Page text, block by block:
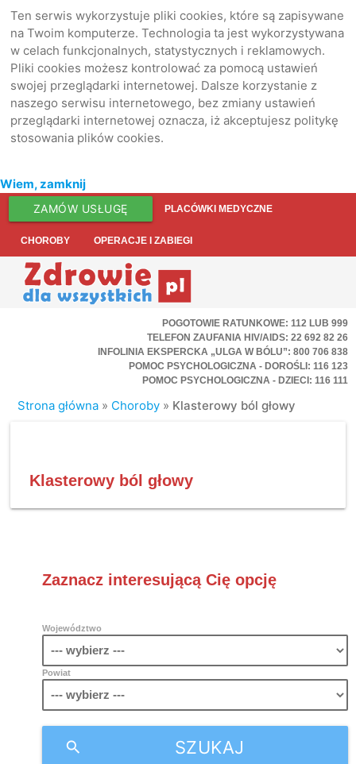
Ten serwis wykorzystuje pliki cookies, które są zapisywane
na Twoim komputerze. Technologia ta jest wykorzystywana
w celach funkcjonalnych, statystycznych i reklamowych.
Pliki cookies możesz kontrolować za pomocą ustawień
swojej przeglądarki internetowej. Dalsze korzystanie z
naszego serwisu internetowego, bez zmiany ustawień
przeglądarki internetowej oznacza, iż akceptujesz politykę
stosowania plików cookies.
Wiem, zamknij
ZAMÓW USŁUGĘ PLACÓWKI MEDYCZNE
CHOROBY OPERACJE I ZABIEGI
POGOTOWIE RATUNKOWE: 112 LUB 999
TELEFON ZAUFANIA HIV/AIDS: 22 692 82 26
INFOLINIA EKSPERCKA „ULGA W BÓLU”: 800 706 838
POMOC PSYCHOLOGICZNA - DOROŚLI: 116 123
POMOC PSYCHOLOGICZNA - DZIECI: 116 111
Strona główna » Choroby » Klasterowy ból głowy
Klasterowy ból głowy
Zaznacz interesującą Cię opcję
Województwo
Powiat
SZUKAJ
search